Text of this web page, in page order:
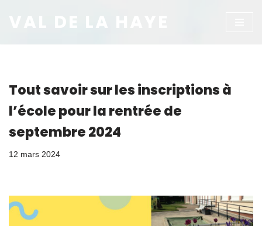
VAL DE LA HAYE
Tout savoir sur les inscriptions à
l’école pour la rentrée de
septembre 2024
12 mars 2024